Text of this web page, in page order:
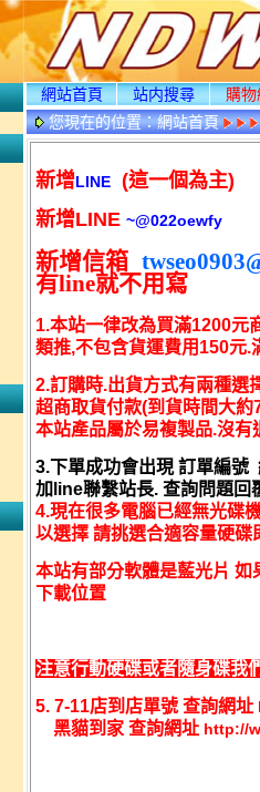
網站首頁 站内搜尋 購物
您現在的位置：網站首頁
新增LINE
(這一個為主)
新增LINE ~@022oewfy
新增信箱
有line就不用寫
1.本站一律改為買滿1200元
類推,不包含貨運費用150元.
2.訂購時.出貨方式有兩種選
超商取貨付款(到貨時間大
本站產品屬於易複製品.沒有
3.下單成功會出現 訂單編號
加line聯繫站長. 查詢問題回
4.現在很多電腦已經無光碟
以選擇 請挑選合適容量硬碟
本站有部分軟體是藍光片
下載位置
注意行動硬碟或者隨身碟我
5. 7-11店到店單號 查詢網址
黑貓到家 查詢網址 http://